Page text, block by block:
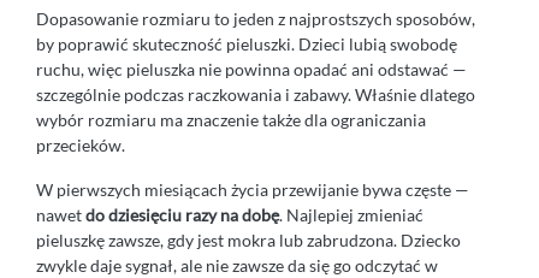
Dopasowanie rozmiaru to jeden z najprostszych sposobów,
by poprawić skuteczność pieluszki. Dzieci lubią swobodę
ruchu, więc pieluszka nie powinna opadać ani odstawać —
szczególnie podczas raczkowania i zabawy. Właśnie dlatego
wybór rozmiaru ma znaczenie także dla ograniczania
przecieków.
W pierwszych miesiącach życia przewijanie bywa częste —
nawetdo dziesięciu razy na dobę. Najlepiej zmieniać
pieluszkę zawsze, gdy jest mokra lub zabrudzona. Dziecko
zwykle daje sygnał, ale nie zawsze da się go odczytać w